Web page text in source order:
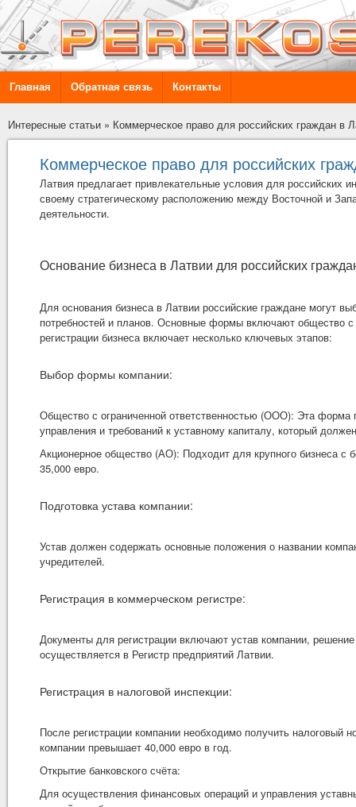
Главная Обратная связь Контакты
Интересные статьи » Коммерческое право для российских граждан в
Коммерческое право для российских
Латвия предлагает привлекательные условия для
своему стратегическому расположению между Восточной и
деятельности.
Основание бизнеса в Латвии для российских
Для основания бизнеса в Латвии российские граждане могут
потребностей и планов. Основные формы включают общество
регистрации бизнеса включает несколько ключевых этапов:
Выбор формы компании:
Общество с ограниченной ответственностью (ООО): Эта форма
управления и требований к уставному капиталу, который
Акционерное общество (АО): Подходит для крупного бизнеса
35,000 евро.
Подготовка устава компании:
Устав должен содержать основные положения о названии
учредителей.
Регистрация в коммерческом регистре:
Документы для регистрации включают устав компании,
осуществляется в Регистр предприятий Латвии.
Регистрация в налоговой инспекции:
После регистрации компании необходимо получить налоговый
компании превышает 40,000 евро в год.
Открытие банковского счёта:
Для осуществления финансовых операций и управления